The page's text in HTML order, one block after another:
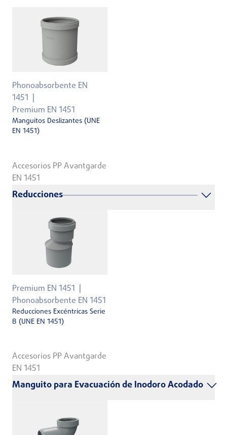
Phonoabsorbente EN
1451
Premium EN 1451
Manguitos Deslizantes (UNE
EN 1451)
Accesorios PP Avantgarde
EN 1451
Reducciones
Premium EN 1451
Phonoabsorbente EN 1451
Reducciones Excéntricas Serie
B (UNE EN 1451)
Accesorios PP Avantgarde
EN 1451
Manguito para Evacuación de Inodoro Acodado